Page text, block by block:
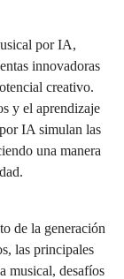
por IA,
innovadoras
creativo.
y el aprendizaje
IA simulan las
una manera
de la generación
las principales
musical, desafíos